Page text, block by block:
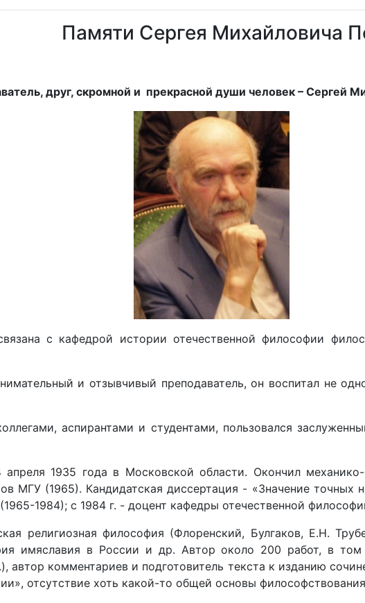
Памяти Сергея Михайловича
друг, скромной и прекрасной души человек – Сергей
с кафедрой истории отечественной философии
и отзывчивый преподаватель, он воспитал не
аспирантами и студентами, пользовался
1935 года в Московской области. Окончил
МГУ (1965). Кандидатская диссертация - «Значение точных
1984); с 1984 г. - доцент кафедры отечественной
религиозная философия (Флоренский, Булгаков, Е.Н.
имяславия в России и др. Автор около 200 работ, в том
автор комментариев и подготовитель текста к изданию
отсутствие хоть какой-то общей основы